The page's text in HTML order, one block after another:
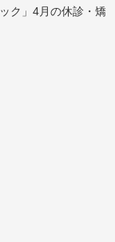
ク」4月の休診・矯